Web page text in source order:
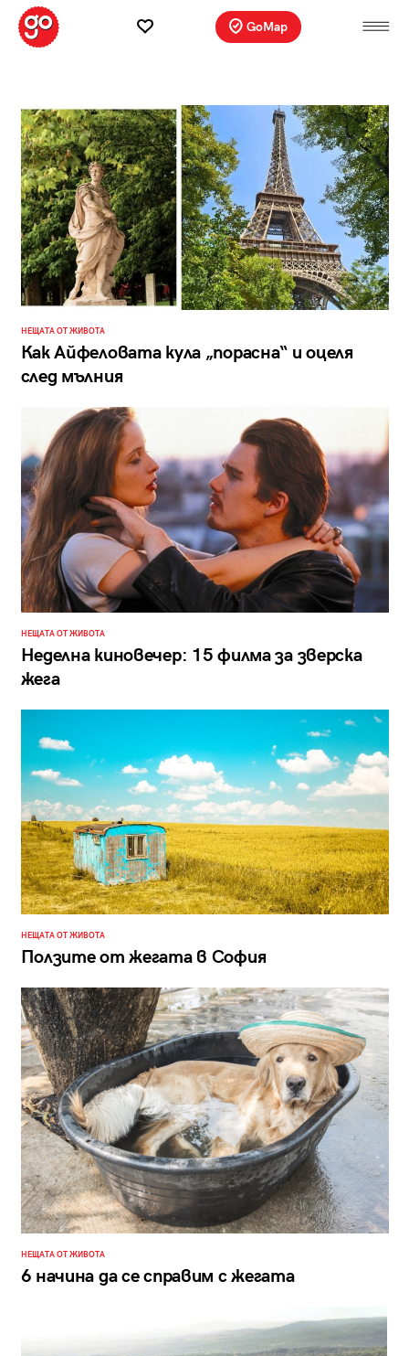
GoMap
НЕЩАТА ОТ ЖИВОТА
Как Айфеловата кула „порасна“ и оцеля
след мълния
НЕЩАТА ОТ ЖИВОТА
Неделна киновечер: 15 филма за зверска
жега
НЕЩАТА ОТ ЖИВОТА
Ползите от жегата в София
НЕЩАТА ОТ ЖИВОТА
6 начина да се справим с жегата